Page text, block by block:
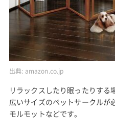
出典: amazon.co.jp
リラックスしたり眠ったりする
広いサイズのペットサークルが
モルモットなどです。